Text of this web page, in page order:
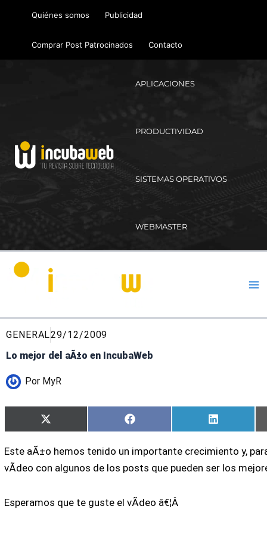
Quiénes somos Publicidad
Comprar Post Patrocinados Contacto
APLICACIONES
PRODUCTIVIDAD
SISTEMAS OPERATIVOS
WEBMASTER
GENERAL29/12/2009
Lo mejor del aÃ±o en IncubaWeb
Por MyR
Compartir
en
X
(Twitter)
Compartir
en
Facebook
Compartir
en
LinkedIn
Este aÃ±o hemos tenido un importante crecimiento y,
vÃ­deo con algunos de los posts que pueden ser los
Esperamos que te guste el vÃ­deo â€¦Â